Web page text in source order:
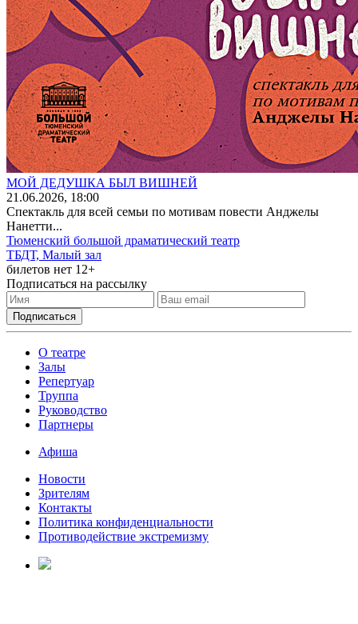
МОЙ ДЕДУШКА БЫЛ ВИШНЕЙ
21 .06.2026, 18:00
Спектакль для всей семьи по мотивам повести Анджелы
Нанетти...
Тюменский большой драматический театр
ТБДТ, Малый зал
билетов нет 12+
Подписаться на рассылку
О театре
Залы
Репертуар
Труппа
Руководство
Партнеры
Афиша
Новости
Зрителям
Контакты
Политика конфиденциальности
Противодействие экстремизму